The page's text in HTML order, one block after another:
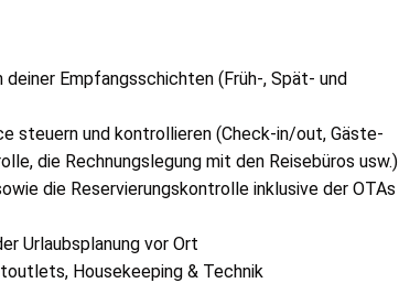
Empfangsschichten (Früh-, Spät- und
steuern und kontrollieren (Check-in/out, Gäste-
die Rechnungslegung mit den Reisebüros usw.)
die Reservierungskontrolle inklusive der OTAs
Urlaubsplanung vor Ort
Housekeeping & Technik